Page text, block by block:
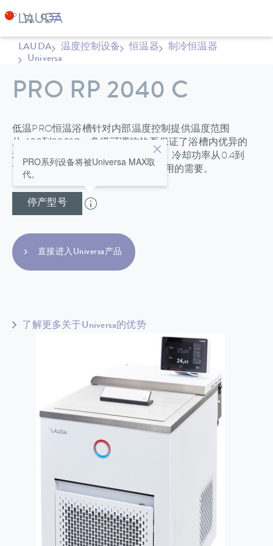
LAUDA 温度控制设备 恒温器
制冷恒温器
Universa
PRO RP 2040 C
低温PRO恒温浴槽针对内部温度控制提供温度范围
从-100到200°C。多级可调控的泵保证了浴槽内优异的
均一性。浴槽容积从10到30升不等，冷却功率从0.4到
1.5kW；低温恒温器满足很广泛的应用的需要。
停产型号
PRO系列设备将被Universa MAX取
代。
直接进入Universa产品
了解更多关于Universa的优势